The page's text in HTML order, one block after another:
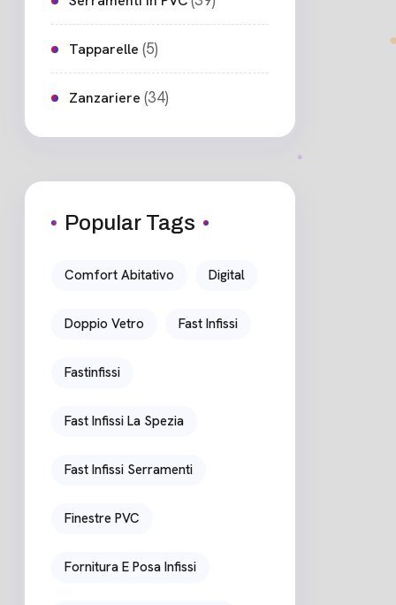
Tapparelle (5)
Zanzariere (34)
Popular Tags
Comfort Abitativo Digital
Doppio Vetro Fast Infissi
Fastinfissi
Fast Infissi La Spezia
Fast Infissi Serramenti
Finestre PVC
Fornitura E Posa Infissi